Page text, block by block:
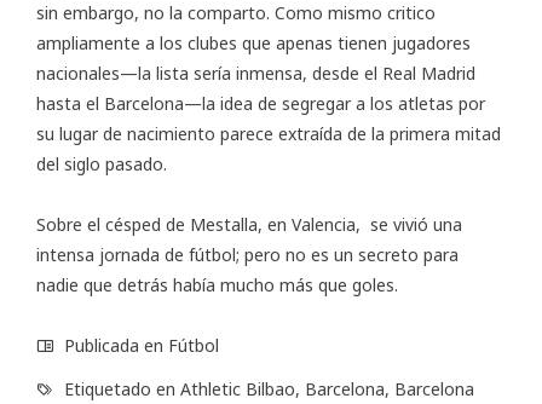
sin embargo, no la comparto. Como mismo critico
ampliamente a los clubes que apenas tienen jugadores
nacionales—la lista sería inmensa, desde el Real Madrid
hasta el Barcelona—la idea de segregar a los atletas por
su lugar de nacimiento parece extraída de la primera mitad
del siglo pasado.
Sobre el césped de Mestalla, en Valencia, se vivió una
intensa jornada de fútbol; pero no es un secreto para
nadie que detrás había mucho más que goles.
Publicada en Fútbol
Etiquetado en Athletic Bilbao, Barcelona, Barcelona